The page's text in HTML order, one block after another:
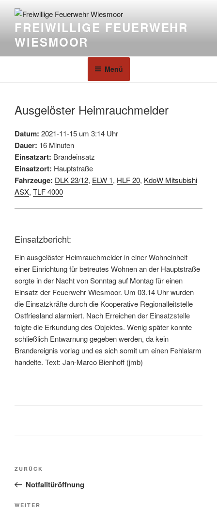
FREIWILLIGE FEUERWEHR
WIESMOOR
Menü
Ausgelöster Heimrauchmelder
Datum: 2021-11-15 um 3:14 Uhr
Dauer: 16 Minuten
Einsatzart: Brandeinsatz
Einsatzort: Hauptstraße
Fahrzeuge: DLK 23/12, ELW 1, HLF 20, KdoW Mitsubishi
ASX, TLF 4000
Einsatzbericht:
Ein ausgelöster Heimrauchmelder in einer Wohneinheit
einer Einrichtung für betreutes Wohnen an der Hauptstraße
sorgte in der Nacht von Sonntag auf Montag für einen
Einsatz der Feuerwehr Wiesmoor. Um 03.14 Uhr wurden
die Einsatzkräfte durch die Kooperative Regionalleitstelle
Ostfriesland alarmiert. Nach Erreichen der Einsatzstelle
folgte die Erkundung des Objektes. Wenig später konnte
schließlich Entwarnung gegeben werden, da kein
Brandereignis vorlag und es sich somit um einen Fehlalarm
handelte. Text: Jan-Marco Bienhoff (jmb)
ZURÜCK
Notfalltüröffnung
WEITER